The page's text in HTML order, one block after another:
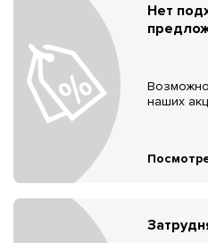
Нет
наших